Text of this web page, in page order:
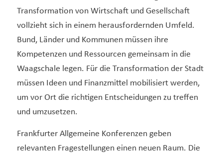
Transformation von Wirtschaft und Gesellschaft
vollzieht sich in einem herausfordernden Umfeld.
Bund, Länder und Kommunen müssen ihre
Kompetenzen und Ressourcen gemeinsam in die
Waagschale legen. Für die Transformation der Stadt
müssen Ideen und Finanzmittel mobilisiert werden,
um vor Ort die richtigen Entscheidungen zu treffen
und umzusetzen.
Frankfurter Allgemeine Konferenzen geben
relevanten Fragestellungen einen neuen Raum. Die